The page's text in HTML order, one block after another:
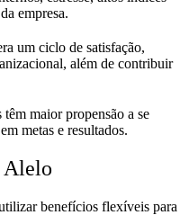
empresa.
um ciclo de satisfação,
além de contribuir
maior propensão a se
metas e resultados.
Alelo
benefícios flexíveis para